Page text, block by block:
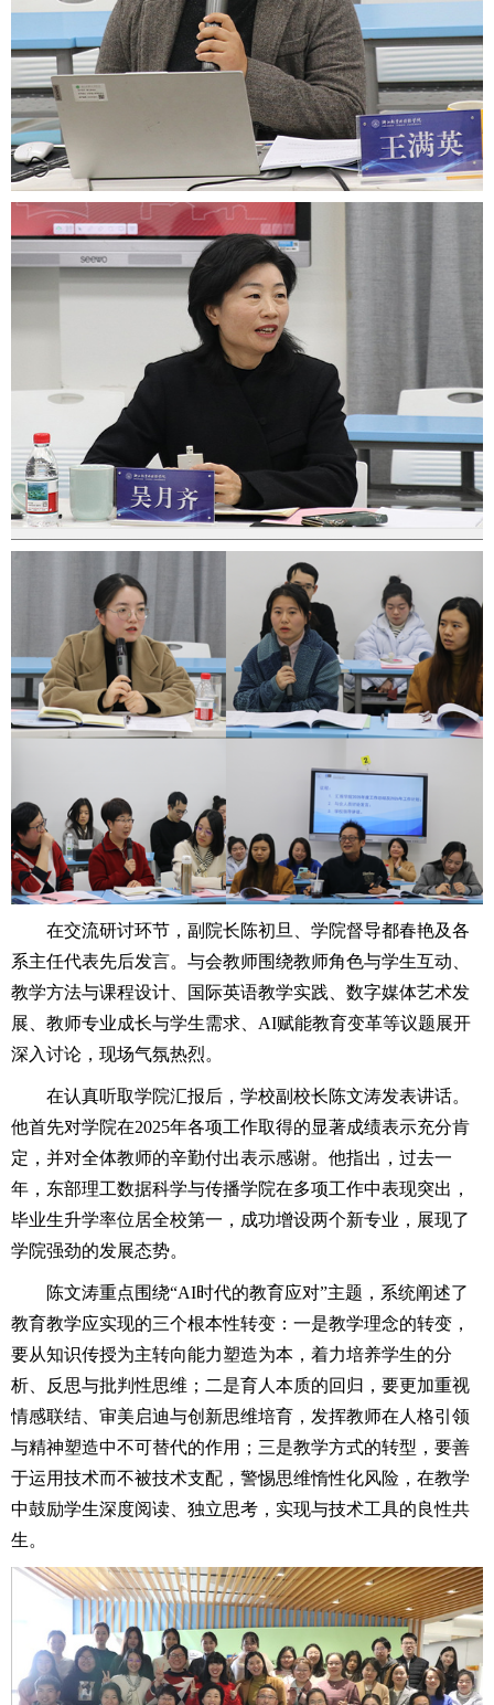
在交流研讨环节，副院长陈初旦、学院督导都春艳及各
系主任代表先后发言。与会教师围绕教师角色与学生互动、
教学方法与课程设计、国际英语教学实践、数字媒体艺术发
展、教师专业成长与学生需求、AI赋能教育变革等议题展开
深入讨论，现场气氛热烈。
在认真听取学院汇报后，学校副校长陈文涛发表讲话。
他首先对学院在2025年各项工作取得的显著成绩表示充分肯
定，并对全体教师的辛勤付出表示感谢。他指出，过去一
年，东部理工数据科学与传播学院在多项工作中表现突出，
毕业生升学率位居全校第一，成功增设两个新专业，展现了
学院强劲的发展态势。
陈文涛重点围绕“AI时代的教育应对”主题，系统阐述了
教育教学应实现的三个根本性转变：一是教学理念的转变，
要从知识传授为主转向能力塑造为本，着力培养学生的分
析、反思与批判性思维；二是育人本质的回归，要更加重视
情感联结、审美启迪与创新思维培育，发挥教师在人格引领
与精神塑造中不可替代的作用；三是教学方式的转型，要善
于运用技术而不被技术支配，警惕思维惰性化风险，在教学
中鼓励学生深度阅读、独立思考，实现与技术工具的良性共
生。